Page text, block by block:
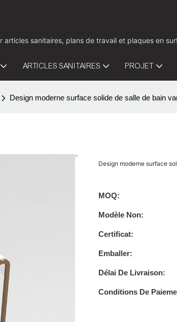
articles sanitaires, plans de travail et plaques en
ARTICLES SANITAIRES PROJET
Design moderne surface solide de salle de bain
Design moderne surface
MOQ:
Modèle Non:
Certificat:
Emballer:
Délai De Livraison:
Conditions De